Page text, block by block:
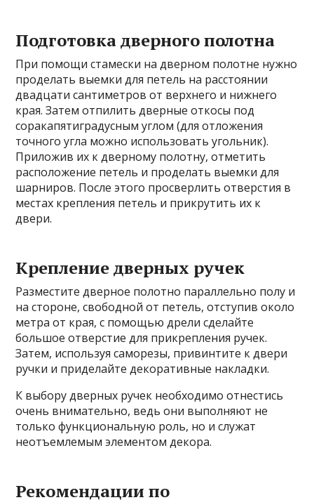
Подготовка дверного полотна
При помощи стамески на дверном полотне нужно
проделать выемки для петель на расстоянии
двадцати сантиметров от верхнего и нижнего
края. Затем отпилить дверные откосы под
соракапятиградусным углом (для отложения
точного угла можно использовать угольник).
Приложив их к дверному полотну, отметить
расположение петель и проделать выемки для
шарниров. После этого просверлить отверстия в
местах крепления петель и прикрутить их к
двери.
Крепление дверных ручек
Разместите дверное полотно параллельно полу и
на стороне, свободной от петель, отступив около
метра от края, с помощью дрели сделайте
большое отверстие для прикрепления ручек.
Затем, используя саморезы, привинтите к двери
ручки и приделайте декоративные накладки.
К выбору дверных ручек необходимо отнестись
очень внимательно, ведь они выполняют не
только функциональную роль, но и служат
неотъемлемым элементом декора.
Рекомендации по